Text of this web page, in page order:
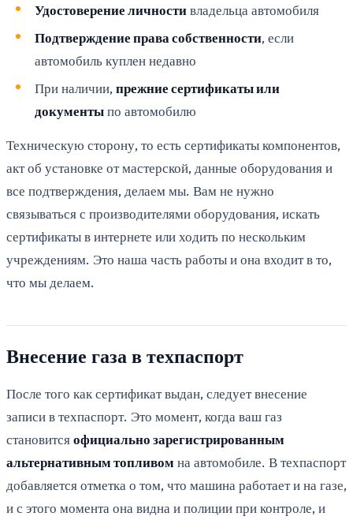
Удостоверение личностивладельца автомобиля
Подтверждение права собственности, если
автомобиль куплен недавно
При наличии, прежние сертификаты или
документыпо автомобилю
Техническую сторону, то есть сертификаты компонентов,
акт об установке от мастерской, данные оборудования и
все подтверждения, делаем мы. Вам не нужно
связываться с производителями оборудования, искать
сертификаты в интернете или ходить по нескольким
учреждениям. Это наша часть работы и она входит в то,
что мы делаем.
Внесение газа в техпаспорт
После того как сертификат выдан, следует внесение
записи в техпаспорт. Это момент, когда ваш газ
становитсяофициально зарегистрированным
альтернативным топливом на автомобиле. В техпаспорт
добавляется отметка о том, что машина работает и на газе,
и с этого момента она видна и полиции при контроле, и